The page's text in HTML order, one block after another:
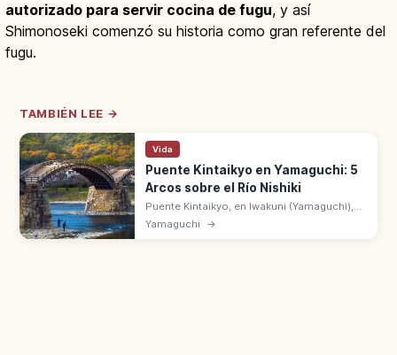
autorizado para servir cocina de fugu, y así
Shimonoseki comenzó su historia como gran referente del
fugu.
TAMBIÉN LEE →
Vida
Puente Kintaikyo en Yamaguchi: 5
Arcos sobre el Río Nishiki
Puente Kintaikyo, en Iwakuni (Yamaguchi),
es el puente de madera de 5 arcos sobre el
río Nishiki construido en 1673. 193,3 m de
Yamaguchi →